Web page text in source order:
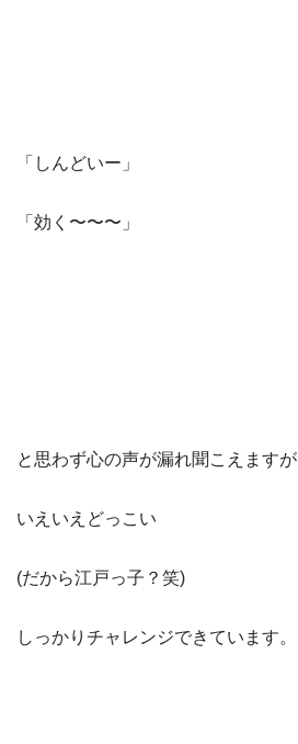
「しんどいー」
「効く〜〜〜」
と思わず心の声が漏れ聞こえますが
いえいえどっこい
(だから江戸っ子？笑)
しっかりチャレンジできています。